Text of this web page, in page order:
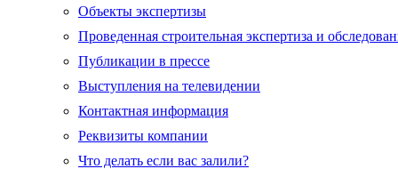
Объекты экспертизы
Проведенная строительная экспертиза и
Публикации в прессе
Выступления на телевидении
Контактная информация
Реквизиты компании
Что делать если вас залили?